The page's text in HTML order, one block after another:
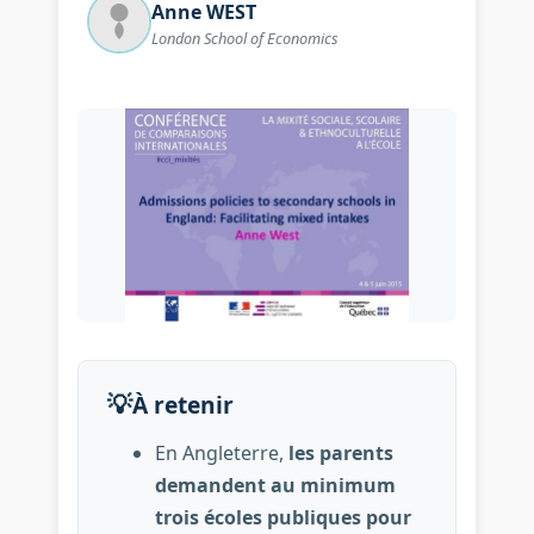
AnneWEST
London School of Economics
Image illustrant :
💡À retenir
En Angleterre, les parents
demandent au minimum
trois écoles publiques pour